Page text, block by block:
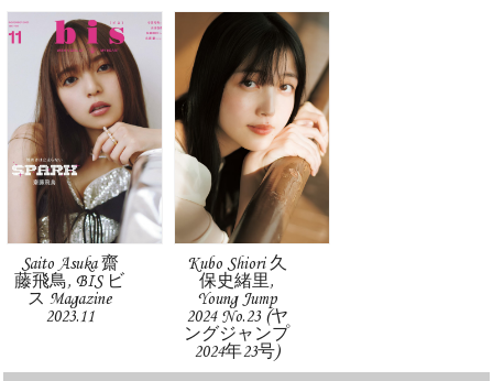
Saito Asuka 齋
藤飛鳥, BIS ビ
ス Magazine
2023.11
Kubo Shiori 久
保史緒里,
Young Jump
2024 No.23 (ヤ
ングジャンプ
2024年23号)